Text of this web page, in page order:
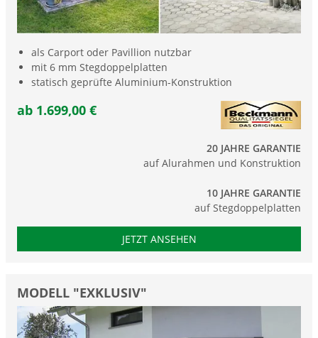
als Carport oder Pavillion nutzbar
mit 6 mm Stegdoppelplatten
statisch geprüfte Aluminium-Konstruktion
ab 1.699,00 €
20 JAHRE GARANTIE
auf Alurahmen und Konstruktion
10 JAHRE GARANTIE
auf Stegdoppelplatten
JETZT ANSEHEN
MODELL "EXKLUSIV"